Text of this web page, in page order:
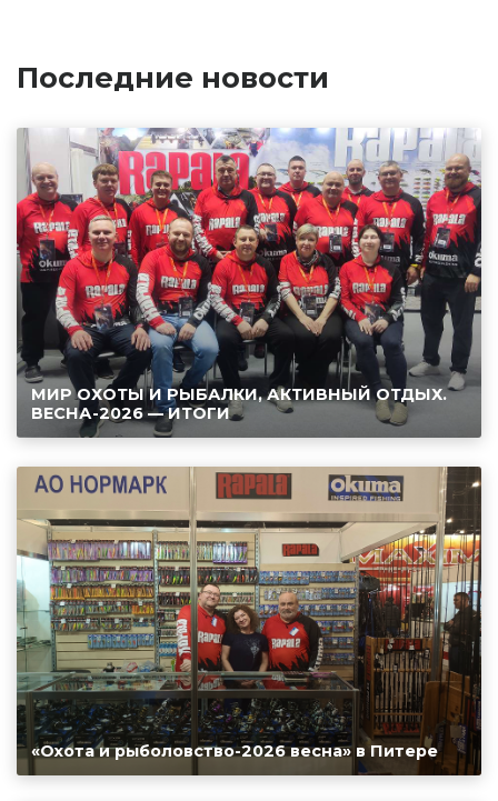
Последние новости
МИР ОХОТЫ И РЫБАЛКИ, АКТИВНЫЙ ОТДЫХ.
ВЕСНА-2026 — ИТОГИ
«Охота и рыболовство-2026 весна» в Питере